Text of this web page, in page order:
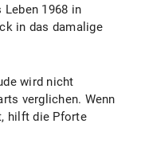
Leben 1968 in
in das damalige
wird nicht
verglichen. Wenn
hilft die Pforte